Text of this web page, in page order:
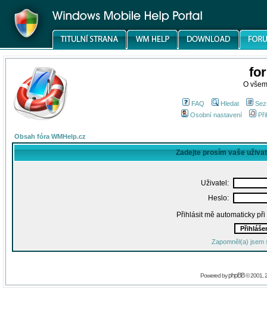
O
FAQ Hledat
Osobní nastavení
Obsah fóra WMHelp.cz
Zadejte prosím vaše
Uživatel:
Heslo:
Přihlásit mě automaticky
Zapomněl(a) jsem
Powered byphpBB© 2001,